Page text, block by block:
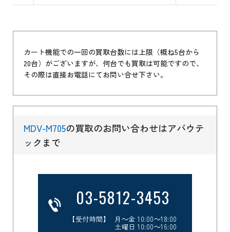
カート機能での一回の買取台数には上限（概ね5台から
20台）がございますが、何台でも買取は可能ですので、
その際は直接お電話にてお問い合せ下さい。
MDV-M705の買取のお問い合わせはアバウテ
ックまで
03-5812-3453
【受付時間】 月～金 10:00～18:00
土曜日 10:00～16:00